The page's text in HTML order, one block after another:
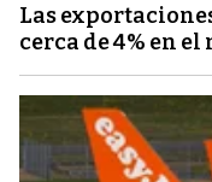
Las
cerca de 4% en el